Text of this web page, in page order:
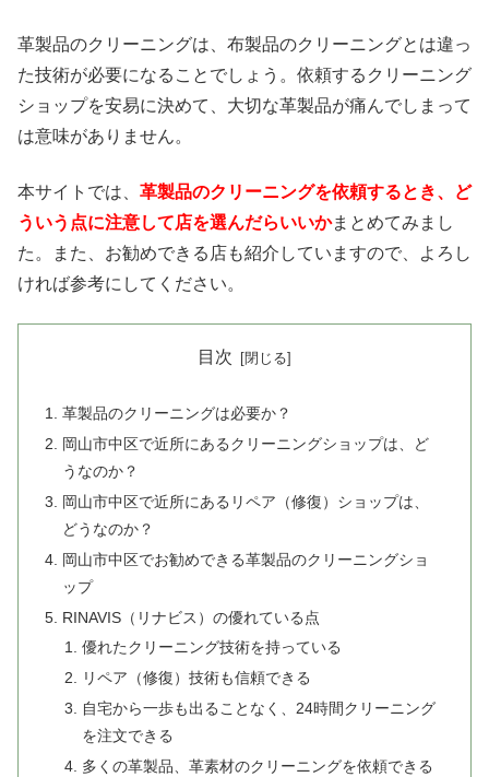
革製品のクリーニングは、布製品のクリーニングとは違っ
た技術が必要になることでしょう。依頼するクリーニング
ショップを安易に決めて、大切な革製品が痛んでしまって
は意味がありません。
本サイトでは、 革製品のクリーニングを依頼するとき、ど
ういう点に注意して店を選んだらいいかまとめてみまし
た。また、お勧めできる店も紹介していますので、よろし
ければ参考にしてください。
目次
革製品のクリーニングは必要か？
岡山市中区で近所にあるクリーニングショップは、ど
うなのか？
岡山市中区で近所にあるリペア（修復）ショップは、
どうなのか？
岡山市中区でお勧めできる革製品のクリーニングショ
ップ
RINAVIS（リナビス）の優れている点
優れたクリーニング技術を持っている
リペア（修復）技術も信頼できる
自宅から一歩も出ることなく、24時間クリーニング
を注文できる
多くの革製品、革素材のクリーニングを依頼できる